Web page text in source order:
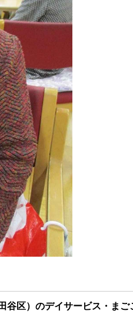
谷区）のデイサービス・ま